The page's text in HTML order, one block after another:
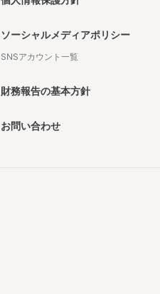
ソーシャルメディアポリシー
SNSアカウント一覧
財務報告の基本方針
お問い合わせ